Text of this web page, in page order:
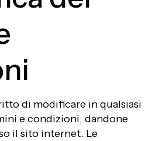
di modificare in qualsiasi
e condizioni, dandone
il sito internet. Le